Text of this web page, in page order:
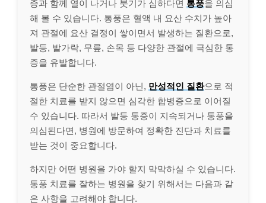
증과 함께 열이 나거나 붓기가 심하다면 통풍을 의심
해 볼 수 있습니다. 통풍은 혈액 내 요산 수치가 높아
져 관절에 요산 결정이 쌓이면서 발생하는 질환으로,
발등, 발가락, 무릎, 손목 등 다양한 관절에 극심한 통
증을 유발합니다.
통풍은 단순한 관절염이 아닌, 만성적인 질환으로 적
절한 치료를 받지 않으면 심각한 합병증으로 이어질
수 있습니다. 따라서 발등 통증이 지속되거나 통풍을
의심된다면, 병원에 방문하여 정확한 진단과 치료를
받는 것이 중요합니다.
하지만 어떤 병원을 가야 할지 막막하실 수 있습니다.
통풍 치료를 잘하는 병원을 찾기 위해서는 다음과 같
은 사항을 고려해야 합니다.